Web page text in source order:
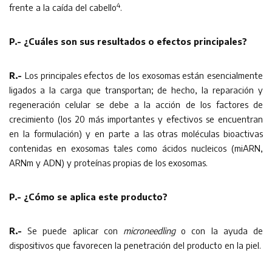
frente a la caída del cabello4.
P.- ¿Cuáles son sus resultados o efectos principales?
R.- Los principales efectos de los exosomas están esencialmente
ligados a la carga que transportan; de hecho, la reparación y
regeneración celular se debe a la acción de los factores de
crecimiento (los 20 más importantes y efectivos se encuentran
en la formulación) y en parte a las otras moléculas bioactivas
contenidas en exosomas tales como ácidos nucleicos (miARN,
ARNm y ADN) y proteínas propias de los exosomas.
P.- ¿Cómo se aplica este producto?
R.-Se puede aplicar con microneedlingo con la ayuda de
dispositivos que favorecen la penetración del producto en la piel.